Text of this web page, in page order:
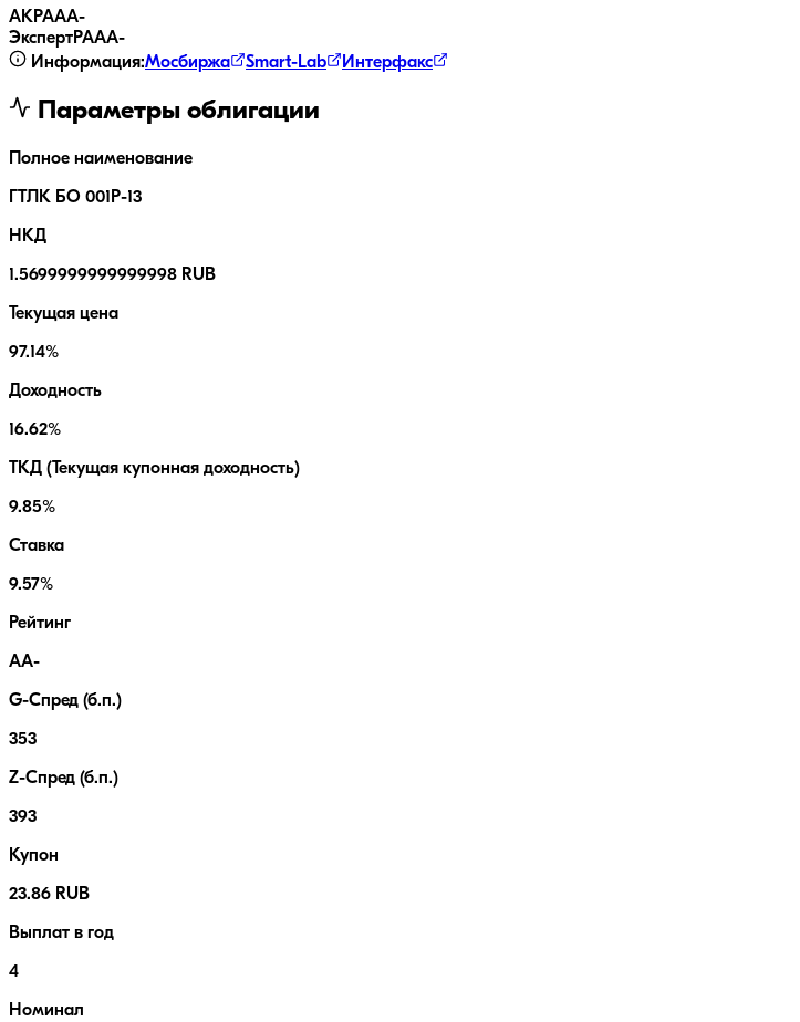
АКРАAA-
ЭкспертРАAA-
Информация:Мосбиржа Smart-Lab Интерфакс
Параметры облигации
Полное наименование
ГТЛК БО 001P-13
НКД
1.5699999999999998 RUB
Текущая цена
97.14%
Доходность
16.62%
ТКД (Текущая купонная доходность)
9.85%
Ставка
9.57%
Рейтинг
AA-
G-Спред (б.п.)
353
Z-Спред (б.п.)
393
Купон
23.86 RUB
Выплат в год
4
Номинал